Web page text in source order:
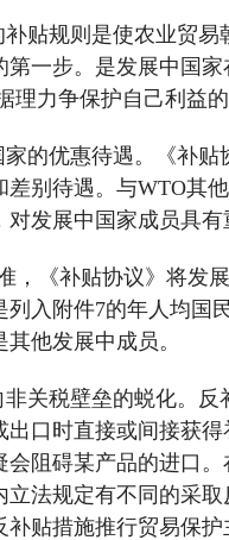
补贴规则是使农业贸
第一步。是发展中国家
理力争保护自己利益
家的优惠待遇。《补
差别待遇。与WTO其
对发展中国家成员具
，《补贴协议》将发
列入附件7的年人均国
他发展中成员。
非关税壁垒的蜕化。
出口时直接或间接获
会阻碍某产品的进口
立法规定有不同的采
补贴措施推行贸易保